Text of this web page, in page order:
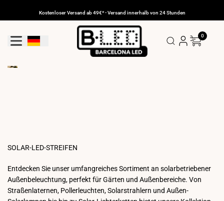
Kostenloser Versand ab 49€* - Versand innerhalb von 24 Stunden
Geolokalisierungs-Schaltfläche: Deutschland
0
SOLAR-LED-STREIFEN
Entdecken Sie unser umfangreiches Sortiment an solarbetriebener
Außenbeleuchtung, perfekt für Gärten und Außenbereiche. Von
Straßenlaternen, Pollerleuchten, Solarstrahlern und Außen-